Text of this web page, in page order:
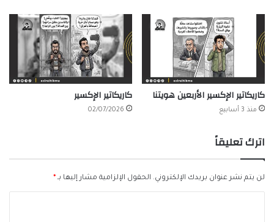
كاريكاتير الإكسير الأربعين هويتنا
منذ 3 أسابيع
كاريكاتير الإكسير
02/07/2026
اترك تعليقاً
لن يتم نشر عنوان بريدك الإلكتروني. الحقول الإلزامية مشار إليها بـ *